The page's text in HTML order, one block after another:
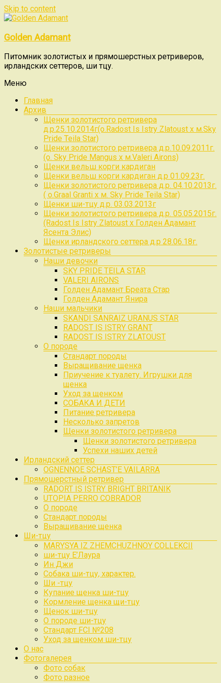
Skip to content
Golden Adamant
Питомник золотистых и прямошерстных ретриверов,
ирландских сеттеров, ши тцу.
Меню
Главная
Архив
Щенки золотистого ретривера
д.р.25.10.2014г(о.Radost Is Istry Zlatoust x м.Sky
Pride Teila Star)
Щенки золотистого ретривера д.р.10.09.2011г.
(о. Sky Pride Mangus x м.Valeri Airons)
Щенки вельш корги кардиган
Щенки вельш корги кардиган д.р 01.09.23г.
Щенки золотистого ретривера д.р. 04.10.2013г.
( о.Graal Granti x м. Sky Pride Teila Star)
Щенки ши-тцу д.р. 03.03.2013г
Щенки золотистого ретривера д.р. 05.05.2015г.
(Radost Is Istry Zlatoust x Голден Адамант
Ясента Элис)
Щенки ирландского сеттера д.р 28.06.18г.
Золотистые ретриверы
Наши девочки
SKY PRIDE TEILA STAR
VALERI AIRONS
Голден Адамант Бреата Стар
Голден Адамант Янира
Наши мальчики
SKANDI SANRAIZ URANUS STAR
RADOST IS ISTRY GRANT
RADOST IS ISTRY ZLATOUST
О породе
Стандарт породы
Выращивание щенка
Приучение к туалету. Игрушки для
щенка
Уход за щенком
СОБАКА И ДЕТИ
Питание ретривера
Несколько запретов
Щенки золотистого ретривера
Щенки золотистого ретривера
Успехи наших детей
Ирландский сеттер
OGNENNOE SCHAST’E VAILARRA
Прямошерстный ретривер
RADORT IS ISTRY BRIGHT BRITANIK
UTOPIA PERRO COBRADOR
О породе
Стандарт породы
Выращивание щенка
Ши-тцу
MARYSYA IZ ZHEMCHUZHNOY COLLEKCII
ши-тцу Е’Лаура
Ин Джи
Собака ши-тцу, характер.
Ши -тцу
Купание щенка ши-тцу
Кормление щенка щи-тцу
Щенок ши-тцу
О породе ши-тцу
Стандарт FCI №208
Уход за щенком ши-тцу
О нас
Фотогалерея
Фото собак
Фото разное